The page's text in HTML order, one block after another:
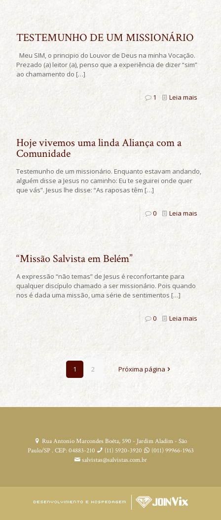
TESTEMUNHO DE UM MISSIONÁRIO
Meu SIM, o principio do Louvor de Deus na minha Vocação.
Prezado (a) leitor (a), penso que a experiência de dizer “sim”
ao chamamento do […]
1 Leia mais
Hoje vivemos uma linda Aliança com a
Comunidade
Testemunho de um missionário. Enquanto estavam andando,
alguém disse a Jesus no caminho: Eu te seguirei onde quer
que vás”. Jesus lhe disse: “As raposas têm […]
0 Leia mais
“Missão Salvista em Belém”
A expressão “não temas” de Jesus é reconfortante para
qualquer discípulo chamado a ser missionário. Pois quando
nos é dada uma missão, uma série de sentimentos […]
0 Leia mais
1 2 Próxima página
Rua Antonio Marcondes Boêta, 590 - Jardim Aladim - São
Paulo/SP . CEP: 04883-210
(11) 5920-3920
(011) 99966-1963
salvistas@salvistas.com.br